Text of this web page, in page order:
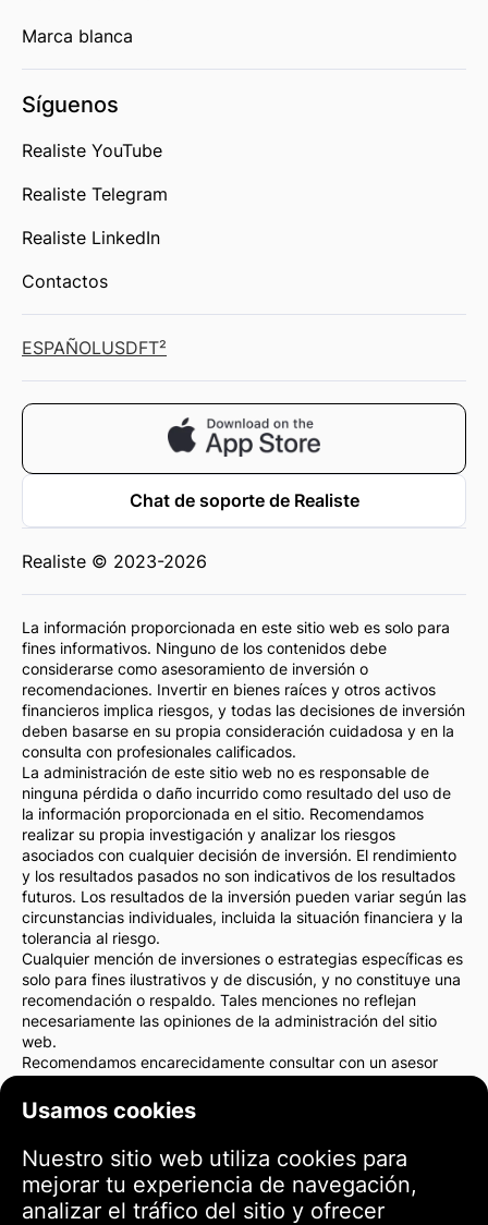
Usamos cookies
Nuestro sitio web utiliza cookies para
mejorar tu experiencia de navegación,
analizar el tráfico del sitio y ofrecer
Marca blanca
Síguenos
Realiste YouTube
Realiste Telegram
Realiste LinkedIn
Contactos
ESPAÑOLUSDFT²
Chat de soporte de Realiste
Realiste © 2023-2026
La información proporcionada en este sitio web es solo para
fines informativos. Ninguno de los contenidos debe
considerarse como asesoramiento de inversión o
recomendaciones. Invertir en bienes raíces y otros activos
financieros implica riesgos, y todas las decisiones de inversión
deben basarse en su propia consideración cuidadosa y en la
consulta con profesionales calificados.
La administración de este sitio web no es responsable de
ninguna pérdida o daño incurrido como resultado del uso de
la información proporcionada en el sitio. Recomendamos
realizar su propia investigación y analizar los riesgos
asociados con cualquier decisión de inversión. El rendimiento
y los resultados pasados no son indicativos de los resultados
futuros. Los resultados de la inversión pueden variar según las
circunstancias individuales, incluida la situación financiera y la
tolerancia al riesgo.
Cualquier mención de inversiones o estrategias específicas es
solo para fines ilustrativos y de discusión, y no constituye una
recomendación o respaldo. Tales menciones no reflejan
necesariamente las opiniones de la administración del sitio
web.
Recomendamos encarecidamente consultar con un asesor
inversión. Usted es el único responsable de sus acciones de
inversión y de los riesgos asociados con ellas.
web no es responsable de ninguna pérdida o daño directo o
indirecto como resultado del uso de la información
proporcionada en el sitio.